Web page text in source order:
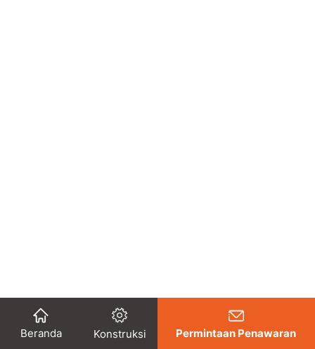
Beranda Konstruksi Permintaan Penawaran